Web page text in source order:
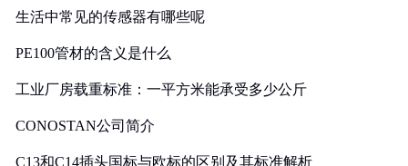
生活中常见的传感器有哪些呢
PE100管材的含义是什么
工业厂房载重标准：一平方米能承受多少公斤
CONOSTAN公司简介
C13和C14插头国标与欧标的区别及其标准解析